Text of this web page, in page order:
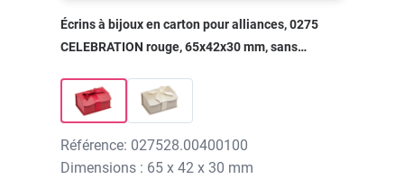
Écrins à bijoux en carton pour alliances, 0275
CELEBRATION rouge, 65x42x30 mm, sans
Référence: 027528.00400100
Dimensions : 65 x 42 x 30 mm